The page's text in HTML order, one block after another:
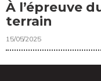
À l’épreuve
terrain
15/05/2025